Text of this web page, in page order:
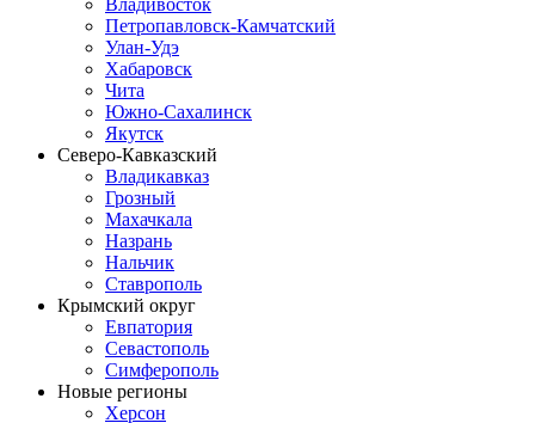
Владивосток
Петропавловск-Камчатский
Улан-Удэ
Хабаровск
Чита
Южно-Сахалинск
Якутск
Северо-Кавказский
Владикавказ
Грозный
Махачкала
Назрань
Нальчик
Ставрополь
Крымский округ
Евпатория
Севастополь
Симферополь
Новые регионы
Херсон